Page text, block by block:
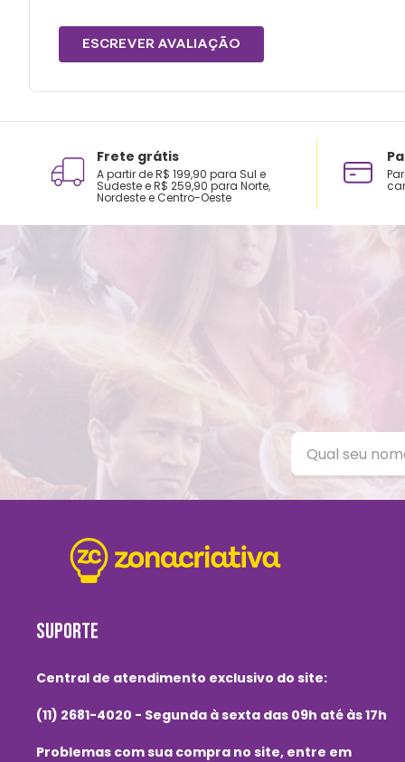
ESCREVER AVALIAÇÃO
Frete grátis
A partir de R$ 199,90 para Sul e
Sudeste e R$ 259,90 para Norte,
Nordeste e Centro-Oeste
SUPORTE
Central de atendimento exclusivo do site:
(11) 2681-4020 - Segunda à sexta das 09h até às 17h
Problemas com sua compra no site, entre em